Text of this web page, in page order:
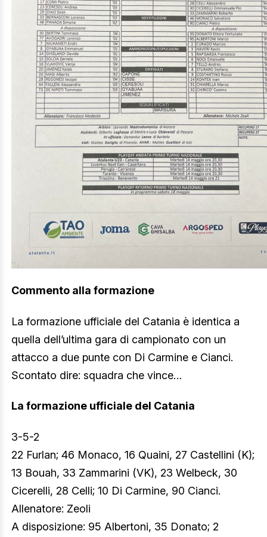
Commento alla formazione
La formazione ufficiale del Catania è identica a
quella dell’ultima gara di campionato con un
attacco a due punte con Di Carmine e Cianci.
Scontato dire: squadra che vince…
La formazione ufficiale del Catania
3-5-2
22 Furlan; 46 Monaco, 16 Quaini, 27 Castellini (K);
13 Bouah, 33 Zammarini (VK), 23 Welbeck, 30
Cicerelli, 28 Celli; 10 Di Carmine, 90 Cianci.
Allenatore: Zeoli
A disposizione: 95 Albertoni, 35 Donato; 2